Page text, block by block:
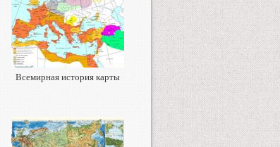
Всемирная история карты